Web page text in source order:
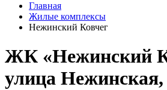
Главная
Жилые комплексы
Нежинский Ковчег
ЖК «Нежинский
улица Нежинская,